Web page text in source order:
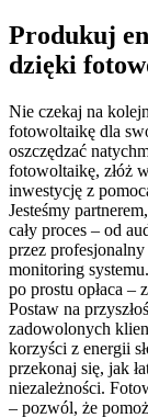
Produkuj
dzięki
Nie czekaj na
fotowoltaikę dla
oszczędzać
fotowoltaikę, złóż
inwestycję z
Jesteśmy
cały proces – od
przez profesjonalny
monitoring
po prostu opłaca
Postaw na
zadowolonych
korzyści z energii
przekonaj się, jak
niezależności.
– pozwól, że